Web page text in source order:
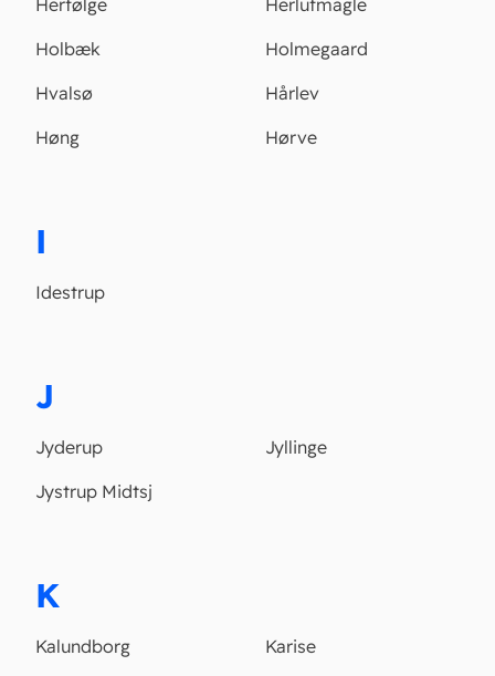
Herfølge
Herlufmagle
Holbæk
Holmegaard
Hvalsø
Hårlev
Høng
Hørve
I
Idestrup
J
Jyderup
Jyllinge
Jystrup Midtsj
K
Kalundborg
Karise